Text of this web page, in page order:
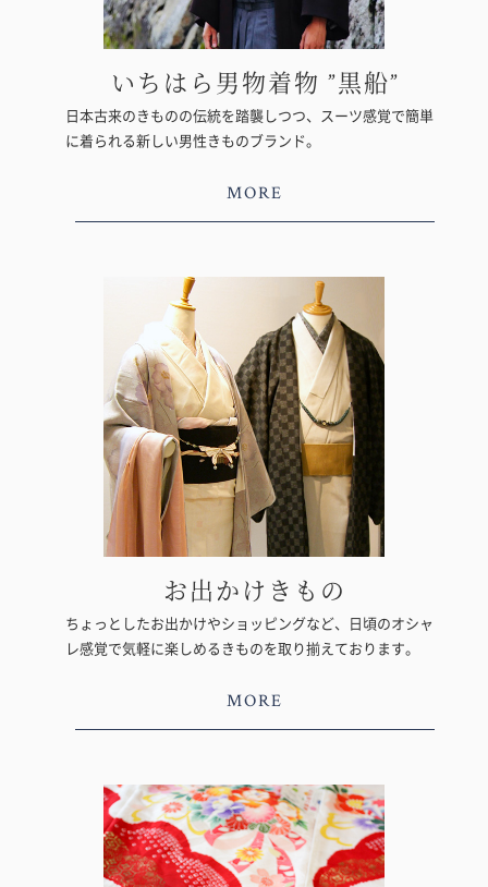
いちはら男物着物 ”黒船”
日本古来のきものの伝統を踏襲しつつ、スーツ感覚で簡単
に着られる新しい男性きものブランド。
MORE
お出かけきもの
ちょっとしたお出かけやショッピングなど、日頃のオシャ
レ感覚で気軽に楽しめるきものを取り揃えております。
MORE